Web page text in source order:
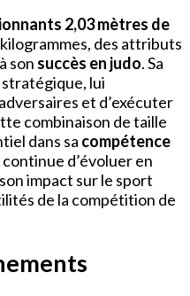
Taille
2,03 mètres de
des attributs
son succès en judo. Sa
lui
et d’exécuter
combinaison de taille
dans sa compétence
d’évoluer en
impact sur le sport
de la compétition de